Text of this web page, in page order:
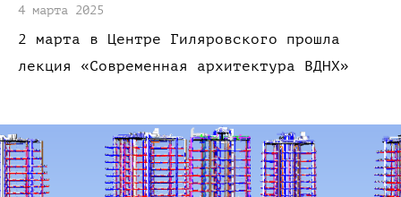
4 марта 2025
2 марта в Центре Гиляровского прошла
лекция «Современная архитектура ВДНХ»